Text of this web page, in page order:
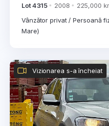
Lot 4315 2008 225,000
Vânzător privat / Persoană
Mare)
Vizionarea s-a încheiat